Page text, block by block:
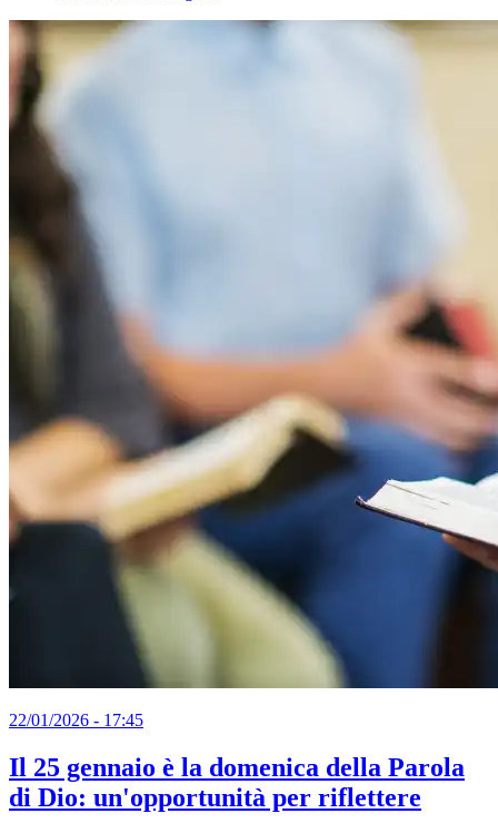
22/01/2026 - 17:45
Il 25 gennaio è la domenica della Parola
di Dio: un'opportunità per riflettere